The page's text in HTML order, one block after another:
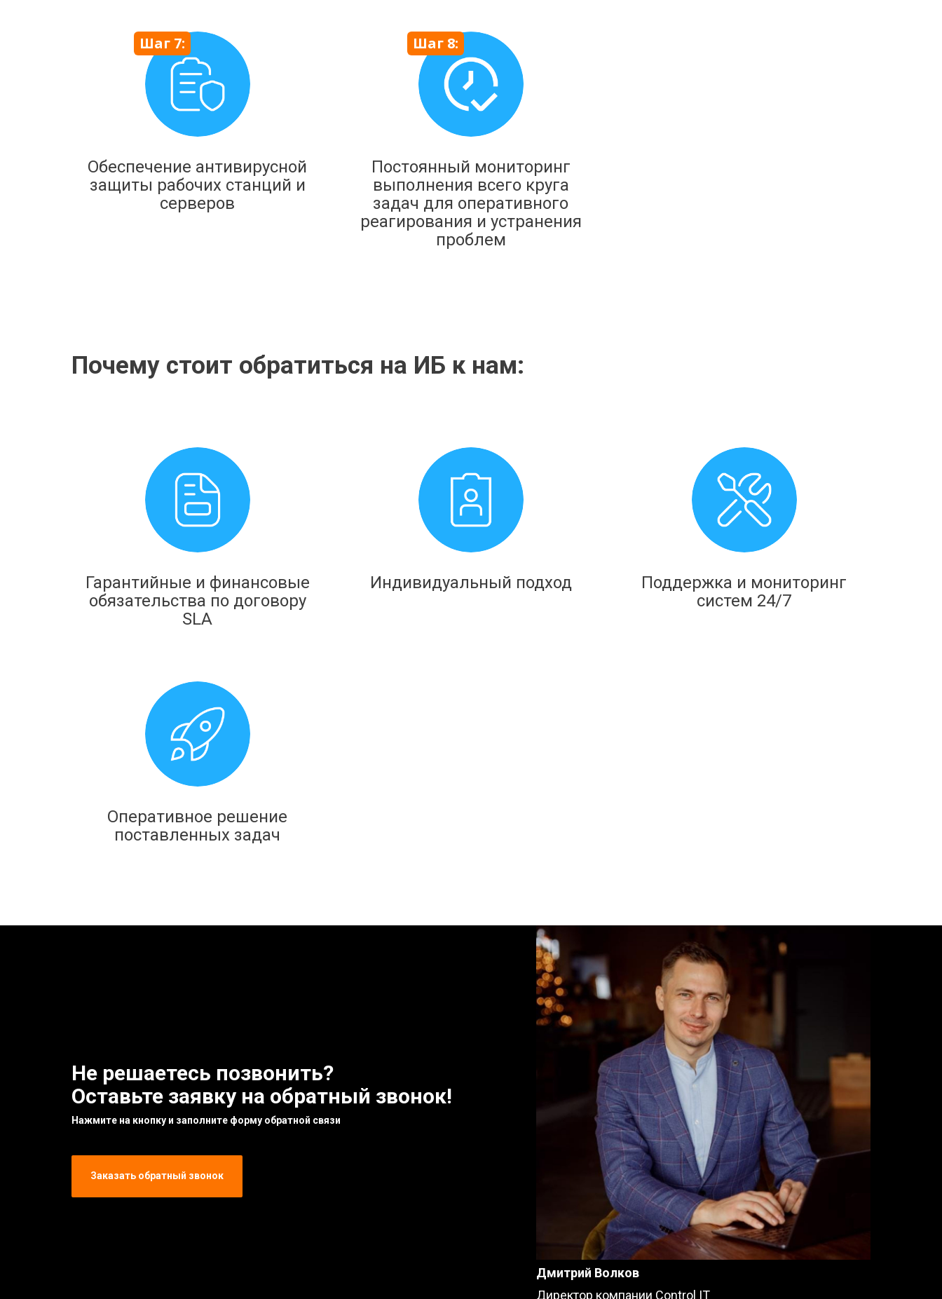
Обеспечение антивирусной
защиты рабочих станций и
серверов
Шаг 7:
Постоянный мониторинг
выполнения всего круга
задач для оперативного
реагирования и устранения
проблем
Шаг 8:
Почему стоит обратиться на ИБ к нам:
Гарантийные и финансовые
обязательства по договору
SLA
Индивидуальный подход
Поддержка и мониторинг
систем 24/7
Оперативное решение
поставленных задач
Не решаетесь позвонить?
Оставьте заявку на обратный звонок!
Нажмите на кнопку и заполните форму обратной связи
Заказать обратный звонок
Дмитрий Волков
Директор компании Control IT